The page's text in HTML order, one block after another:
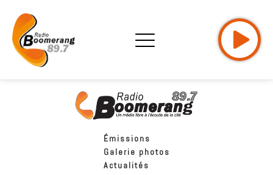
Émissions
Galerie photos
Actualités